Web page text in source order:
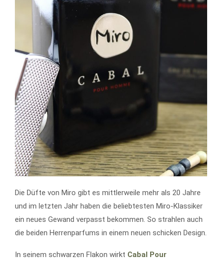
Die Düfte von Miro gibt es mittlerweile mehr als 20 Jahre
und im letzten Jahr haben die beliebtesten Miro-Klassiker
ein neues Gewand verpasst bekommen. So strahlen auch
die beiden Herrenparfums in einem neuen schicken Design.
In seinem schwarzen Flakon wirkt Cabal Pour